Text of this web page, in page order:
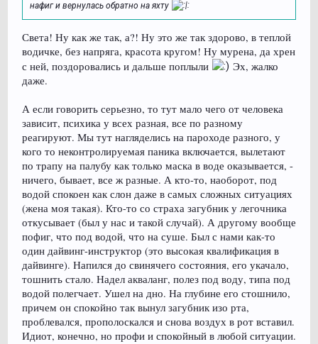
нафиг и вернулась обратно на яхту
Света! Ну как же так, а?! Ну это же так здорово, в теплой
водичке, без напряга, красота кругом! Ну мурена, да хрен
с ней, поздоровались и дальше поплыли
Эх, жалко
даже.
А если говорить серьезно, то тут мало чего от человека
зависит, психика у всех разная, все по разному
реагируют. Мы тут нагляделись на пароходе разного, у
кого то неконтролируемая паника включается, вылетают
по трапу на палубу как только маска в воде оказывается, -
ничего, бывает, все ж разные. А кто-то, наоборот, под
водой спокоен как слон даже в самых сложных ситуациях
(жена моя такая). Кто-то со страха загубник у легочника
откусывает (был у нас и такой случай). А другому вообще
пофиг, что под водой, что на суше. Был с нами как-то
один дайвинг-инструктор (это высокая квалификация в
дайвинге). Напился до свинячего состояния, его укачало,
тошнить стало. Надел акваланг, полез под воду, типа под
водой полегчает. Ушел на дно. На глубине его стошнило,
причем он спокойно так вынул загубник изо рта,
проблевался, прополоскался и снова воздух в рот вставил.
Идиот, конечно, но профи и спокойный в любой ситуации.